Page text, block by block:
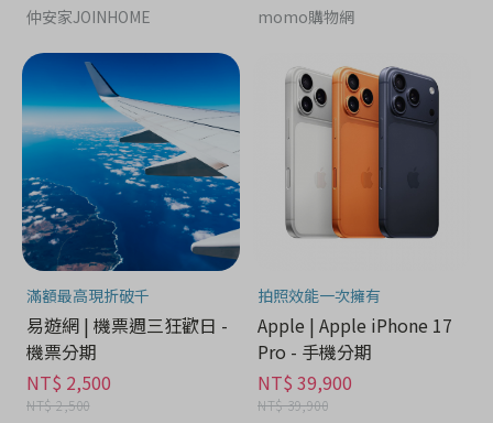
仲安家JOINHOME momo購物網
滿額最高現折破千
易遊網 | 機票週三狂歡日 -
機票分期
NT$ 2,500
NT$ 2,500
拍照效能一次擁有
Apple | Apple iPhone 17
Pro - 手機分期
NT$ 39,900
NT$ 39,900